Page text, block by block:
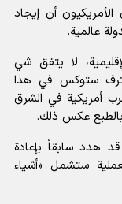
أن إيجاد
عالمية.
لا يتفق شي
ستوكس في هذا
أمريكية في الشرق
بالطبع عكس ذلك.
هدد سابقاً بإعادة
ستشمل «أشياء